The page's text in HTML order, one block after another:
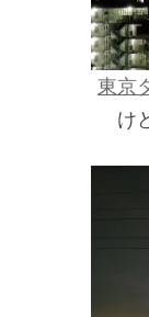
東京
け